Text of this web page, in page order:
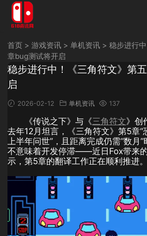
首页 > 游戏资讯 > 单机资讯 > 稳步进行
章bug测试将开启
稳步进行中！《三角符文》第
启
2026-02-12 单机资讯 137
《传说之下》与《三角符文》创
去年12月坦言，《三角符文》第5章
上半年问世”，且距离完成仍需“数月
不意味着开发停滞——近日Fox带来
示，第5章的翻译工作正在顺利推进。